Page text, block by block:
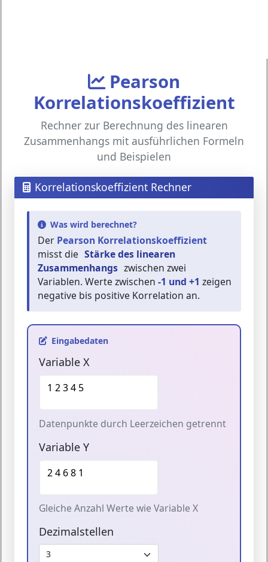
Pearson
Korrelationskoeffizient
Rechner zur Berechnung des linearen
Zusammenhangs mit ausführlichen Formeln
und Beispielen
Korrelationskoeffizient Rechner
Was wird berechnet?
Der Pearson Korrelationskoeffizient
misst die Stärke des linearen
Zusammenhangs zwischen zwei
Variablen. Werte zwischen -1 und +1 zeigen
negative bis positive Korrelation an.
Eingabedaten
Variable X
Datenpunkte durch Leerzeichen getrennt
Variable Y
Gleiche Anzahl Werte wie Variable X
Dezimalstellen